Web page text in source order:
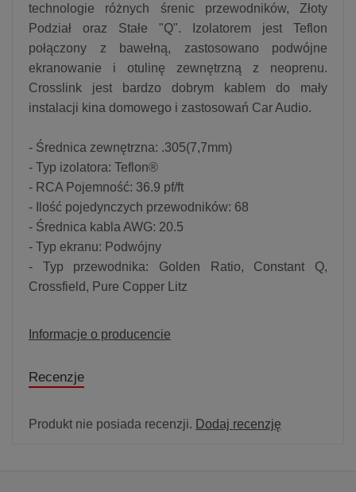
technologie różnych śrenic przewodników, Złoty
Podział oraz Stałe "Q". Izolatorem jest Teflon
połączony z bawełną, zastosowano podwójne
ekranowanie i otulinę zewnętrzną z neoprenu.
Crosslink jest bardzo dobrym kablem do mały
instalacji kina domowego i zastosowań Car Audio.
- Średnica zewnętrzna: .305(7,7mm)
- Typ izolatora: Teflon®
- RCA Pojemność: 36.9 pf/ft
- Ilość pojedynczych przewodników: 68
- Średnica kabla AWG: 20.5
- Typ ekranu: Podwójny
- Typ przewodnika: Golden Ratio, Constant Q,
Crossfield, Pure Copper Litz
Informacje o producencie
Recenzje
Produkt nie posiada recenzji. Dodaj recenzję